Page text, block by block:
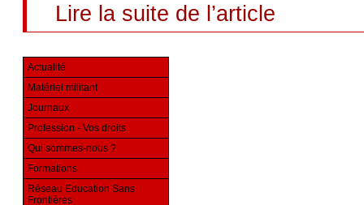
Lire la suite de l’article
Actualité
Matériel militant
Journaux
Profession - Vos droits
Qui sommes-nous ?
Formations
Réseau Education Sans
Frontières